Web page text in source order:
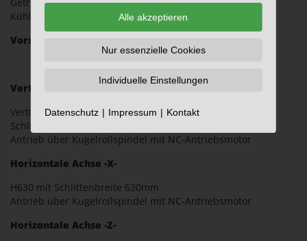
Kühlmittelzufuhr
Vorschubachsen
Vertikale Achse -Y-
Vertikalständer mit integrierter Schlittenführung,
Schlittenbreite etwa 630mm
Antrieb über Kugelrollspindel mit NC-Antriebsmotor
Horizontale Achse -X-
H630 mit Schlittenbreite 630mm
Antrieb über Kugelrollspindel mit NC-Antriebsmotor
Horizontale Achse -Z-
Alle akzeptieren
Nur essenzielle Cookies
Individuelle Einstellungen
Datenschutz Impressum Kontakt